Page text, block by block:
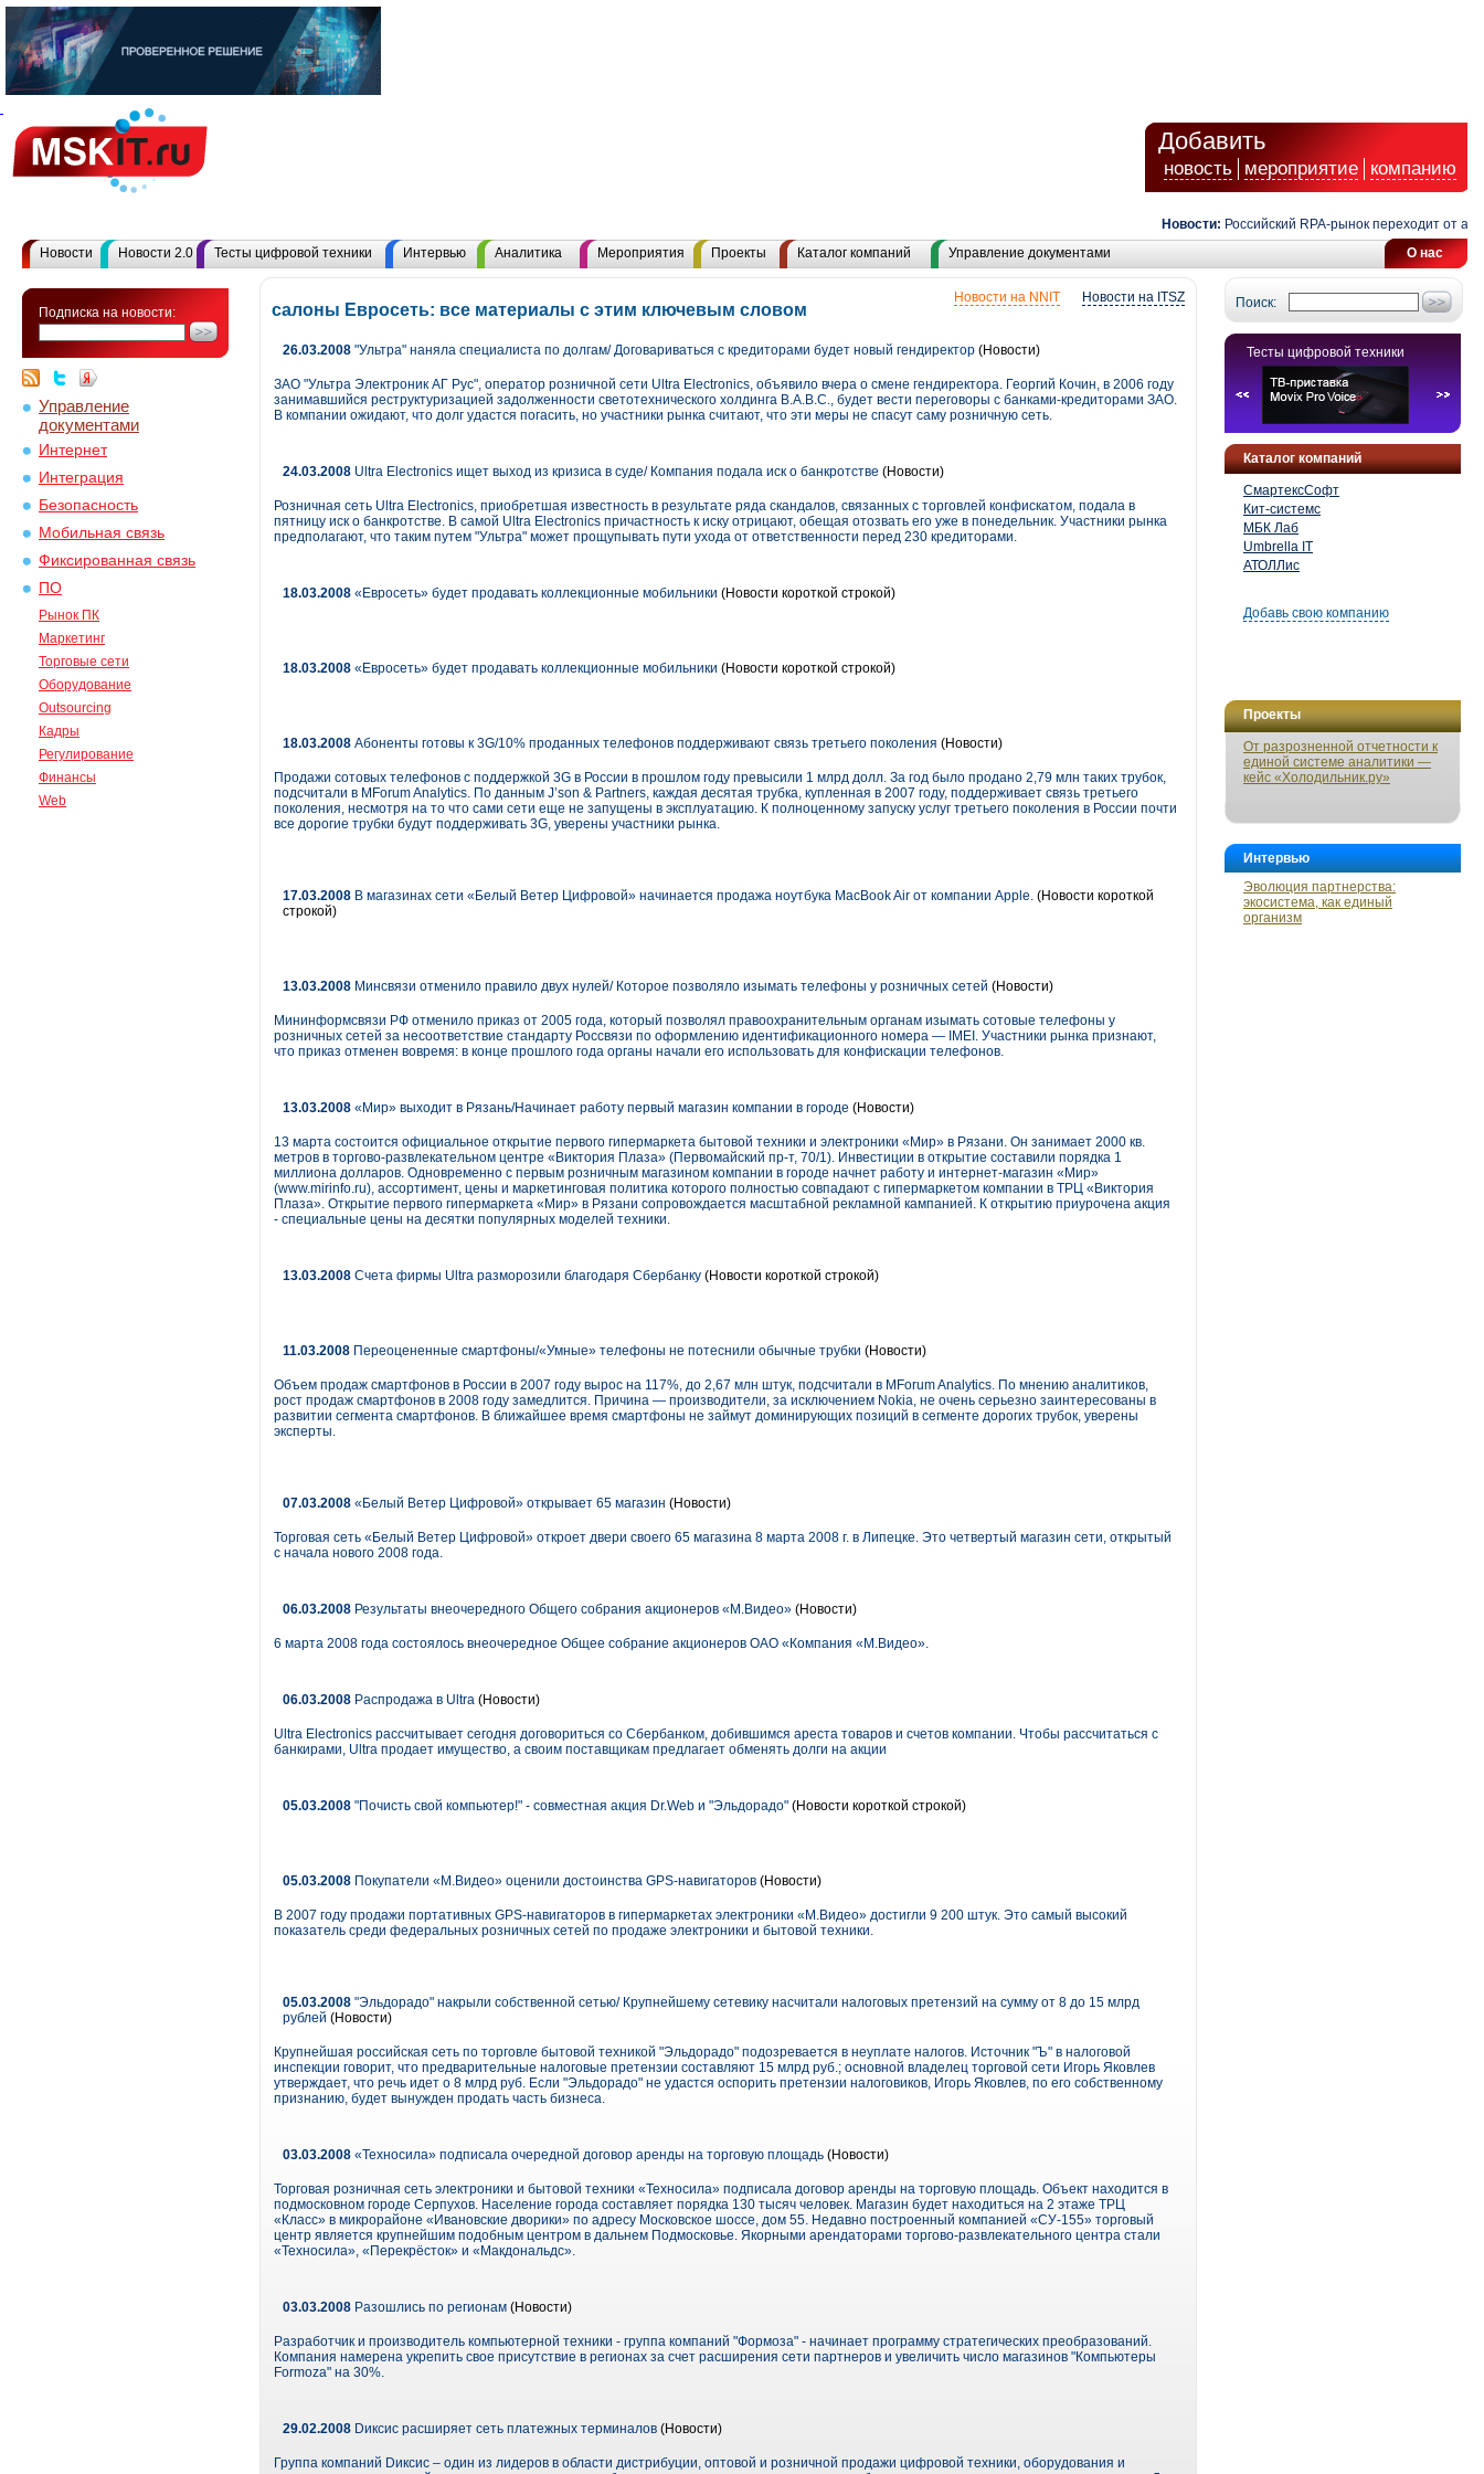
Добавить
новость мероприятие компанию
Новости: Российский RPA-рынок переходит от
О нас
Новости Новости 2.0 Тесты цифровой техники Интервью Аналитика Мероприятия Проекты Каталог компаний Управление документами
Подписка на новости:
Управление
документами
Интернет
Интеграция
Безопасность
Мобильная связь
Фиксированная связь
ПО
Рынок ПК
Маркетинг
Торговые сети
Оборудование
Outsourcing
Кадры
Регулирование
Финансы
Web
Поиск:
Тесты цифровой техники
Каталог компаний
СмартексСофт
Кит-системс
МБК Лаб
Umbrella IT
АТОЛЛис
Добавь свою компанию
Проекты
От разрозненной отчетности к
единой системе аналитики —
кейс «Холодильник.ру»
Интервью
Эволюция партнерства:
экосистема, как единый
организм
Новости на ITSZ
Новости на NNIT
салоны Евросеть: все материалы с этим ключевым словом
26.03.2008 "Ультра" наняла специалиста по долгам/ Договариваться с кредиторами будет новый гендиректор (Новости)
ЗАО "Ультра Электроник АГ Рус", оператор розничной сети Ultra Electronics, объявило вчера о смене гендиректора. Георгий Кочин, в 2006 году
занимавшийся реструктуризацией задолженности светотехнического холдинга В.А.В.С., будет вести переговоры с банками-кредиторами ЗАО.
В компании ожидают, что долг удастся погасить, но участники рынка считают, что эти меры не спасут саму розничную сеть.
24.03.2008 Ultra Electronics ищет выход из кризиса в суде/ Компания подала иск о банкротстве (Новости)
Розничная сеть Ultra Electronics, приобретшая известность в результате ряда скандалов, связанных с торговлей конфискатом, подала в
пятницу иск о банкротстве. В самой Ultra Electronics причастность к иску отрицают, обещая отозвать его уже в понедельник. Участники рынка
предполагают, что таким путем "Ультра" может прощупывать пути ухода от ответственности перед 230 кредиторами.
18.03.2008 «Евросеть» будет продавать коллекционные мобильники (Новости короткой строкой)
18.03.2008 «Евросеть» будет продавать коллекционные мобильники (Новости короткой строкой)
18.03.2008 Абоненты готовы к 3G/10% проданных телефонов поддерживают связь третьего поколения (Новости)
Продажи сотовых телефонов с поддержкой 3G в России в прошлом году превысили 1 млрд долл. За год было продано 2,79 млн таких трубок,
подсчитали в MForum Analytics. По данным J’son & Partners, каждая десятая трубка, купленная в 2007 году, поддерживает связь третьего
поколения, несмотря на то что сами сети еще не запущены в эксплуатацию. К полноценному запуску услуг третьего поколения в России почти
все дорогие трубки будут поддерживать 3G, уверены участники рынка.
17.03.2008 В магазинах сети «Белый Ветер Цифровой» начинается продажа ноутбука MacBook Air от компании Apple. (Новости короткой
строкой)
13.03.2008 Минсвязи отменило правило двух нулей/ Которое позволяло изымать телефоны у розничных сетей (Новости)
Мининформсвязи РФ отменило приказ от 2005 года, который позволял правоохранительным органам изымать сотовые телефоны у
розничных сетей за несоответствие стандарту Россвязи по оформлению идентификационного номера — IMEI. Участники рынка признают,
что приказ отменен вовремя: в конце прошлого года органы начали его использовать для конфискации телефонов.
13.03.2008 «Мир» выходит в Рязань/Начинает работу первый магазин компании в городе (Новости)
13 марта состоится официальное открытие первого гипермаркета бытовой техники и электроники «Мир» в Рязани. Он занимает 2000 кв.
метров в торгово-развлекательном центре «Виктория Плаза» (Первомайский пр-т, 70/1). Инвестиции в открытие составили порядка 1
миллиона долларов. Одновременно с первым розничным магазином компании в городе начнет работу и интернет-магазин «Мир»
(www.mirinfo.ru), ассортимент, цены и маркетинговая политика которого полностью совпадают с гипермаркетом компании в ТРЦ «Виктория
Плаза». Открытие первого гипермаркета «Мир» в Рязани сопровождается масштабной рекламной кампанией. К открытию приурочена акция
- специальные цены на десятки популярных моделей техники.
13.03.2008 Счета фирмы Ultra разморозили благодаря Сбербанку (Новости короткой строкой)
11.03.2008 Переоцененные смартфоны/«Умные» телефоны не потеснили обычные трубки (Новости)
Объем продаж смартфонов в России в 2007 году вырос на 117%, до 2,67 млн штук, подсчитали в MForum Analytics. По мнению аналитиков,
рост продаж смарт­фонов в 2008 году замедлится. Причина — производители, за исключением Nokia, не очень серьезно заинтересованы в
развитии сегмента смартфонов. В ближайшее время смартфоны не займут доминирующих позиций в сегменте дорогих трубок, уверены
эксперты.
07.03.2008 «Белый Ветер Цифровой» открывает 65 магазин (Новости)
Торговая сеть «Белый Ветер Цифровой» откроет двери своего 65 магазина 8 марта 2008 г. в Липецке. Это четвертый магазин сети, открытый
с начала нового 2008 года.
06.03.2008 Результаты внеочередного Общего собрания акционеров «М.Видео» (Новости)
6 марта 2008 года состоялось внеочередное Общее собрание акционеров ОАО «Компания «М.Видео».
06.03.2008 Распродажа в Ultra (Новости)
Ultra Electronics рассчитывает сегодня договориться со Сбербанком, добившимся ареста товаров и счетов компании. Чтобы рассчитаться с
банкирами, Ultra продает имущество, а своим поставщикам предлагает обменять долги на акции
05.03.2008 "Почисть свой компьютер!" - совместная акция Dr.Web и "Эльдорадо" (Новости короткой строкой)
05.03.2008 Покупатели «М.Видео» оценили достоинства GPS-навигаторов (Новости)
В 2007 году продажи портативных GPS-навигаторов в гипермаркетах электроники «М.Видео» достигли 9 200 штук. Это самый высокий
показатель среди федеральных розничных сетей по продаже электроники и бытовой техники.
05.03.2008 "Эльдорадо" накрыли собственной сетью/ Крупнейшему сетевику насчитали налоговых претензий на сумму от 8 до 15 млрд
рублей (Новости)
Крупнейшая российская сеть по торговле бытовой техникой "Эльдорадо" подозревается в неуплате налогов. Источник "Ъ" в налоговой
инспекции говорит, что предварительные налоговые претензии составляют 15 млрд руб.; основной владелец торговой сети Игорь Яковлев
утверждает, что речь идет о 8 млрд руб. Если "Эльдорадо" не удастся оспорить претензии налоговиков, Игорь Яковлев, по его собственному
признанию, будет вынужден продать часть бизнеса.
03.03.2008 «Техносила» подписала очередной договор аренды на торговую площадь (Новости)
Торговая розничная сеть электроники и бытовой техники «Техносила» подписала договор аренды на торговую площадь. Объект находится в
подмосковном городе Серпухов. Население города составляет порядка 130 тысяч человек. Магазин будет находиться на 2 этаже ТРЦ
«Класс» в микрорайоне «Ивановские дворики» по адресу Московское шоссе, дом 55. Недавно построенный компанией «СУ-155» торговый
центр является крупнейшим подобным центром в дальнем Подмосковье. Якорными арендаторами торгово-развлекательного центра стали
«Техносила», «Перекрёсток» и «Макдональдс».
03.03.2008 Разошлись по регионам (Новости)
Разработчик и производитель компьютерной техники - группа компаний "Формоза" - начинает программу стратегических преобразований.
Компания намерена укрепить свое присутствие в регионах за счет расширения сети партнеров и увеличить число магазинов "Компьютеры
Formoza" на 30%.
29.02.2008 Dиксис расширяет сеть платежных терминалов (Новости)
Группа компаний Dиксис – один из лидеров в области дистрибуции, оптовой и розничной продажи цифровой техники, оборудования и